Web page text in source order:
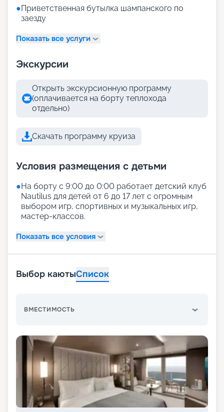
●Приветственная бутылка шампанского по
заезду
Показать все услуги
Экскурсии
Открыть экскурсионную программу
(оплачивается на борту теплохода
отдельно)
Скачать программу круиза
Условия размещения с детьми
●На борту с 9:00 до 0:00 работает детский клуб
Nautilus для детей от 6 до 17 лет с огромным
выбором игр, спортивных и музыкальных игр,
мастер-классов.
Показать все условия
Выбор каютыСписок
ВМЕСТИМОСТЬ